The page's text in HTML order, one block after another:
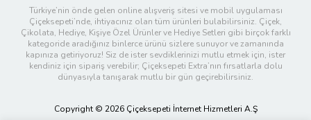
Türkiye’nin önde gelen online alışveriş sitesi ve mobil uygulaması
Çiçeksepeti’nde, ihtiyacınız olan tüm ürünleri bulabilirsiniz. Çiçek,
Çikolata, Hediye, Kişiye Özel Ürünler ve Hediye Setleri gibi birçok farklı
kategoride aradığınız binlerce ürünü sizlere sunuyor ve zamanında
kapınıza getiriyoruz! Siz de ister sevdiklerinizi mutlu etmek için, ister
kendiniz için sipariş verebilir; Çiçeksepeti Extra’nın fırsatlarla dolu
dünyasıyla tanışarak mutlu bir gün geçirebilirsiniz.
Copyright © 2026 Çiçeksepeti İnternet Hizmetleri A.Ş